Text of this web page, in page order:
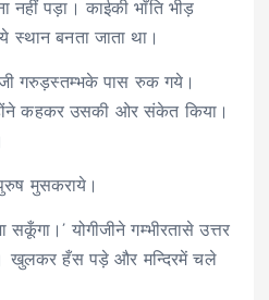
नहीं पड़ा। काईकी भाँति भीड़
स्थान बनता जाता था।
गरुड़स्तम्भके पास रुक गये।
कहकर उसकी ओर संकेत किया।
मुसकराये।
योगीजीने गम्भीरतासे उत्तर
खुलकर हँस पड़े और मन्दिरमें चले